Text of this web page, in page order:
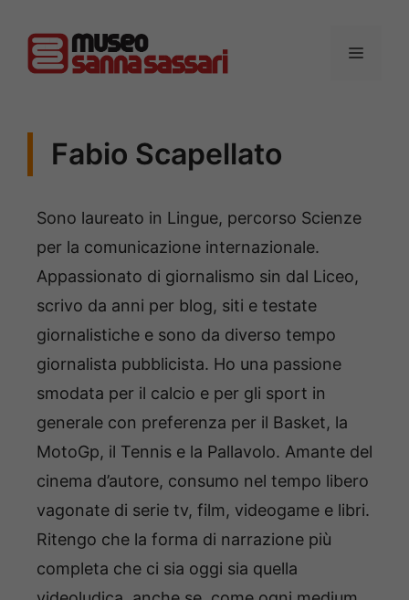
contenuto
MENU
Fabio Scapellato
Sono laureato in Lingue, percorso Scienze
per la comunicazione internazionale.
Appassionato di giornalismo sin dal Liceo,
scrivo da anni per blog, siti e testate
giornalistiche e sono da diverso tempo
giornalista pubblicista. Ho una passione
smodata per il calcio e per gli sport in
generale con preferenza per il Basket, la
MotoGp, il Tennis e la Pallavolo. Amante del
cinema d’autore, consumo nel tempo libero
vagonate di serie tv, film, videogame e libri.
Ritengo che la forma di narrazione più
completa che ci sia oggi sia quella